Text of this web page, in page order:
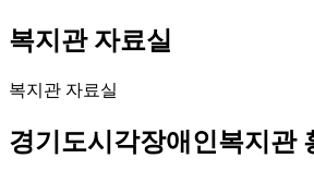
복지관 자료실
복지관 자료실
경기도시각장애인복지관